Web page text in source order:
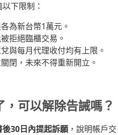
下限制：
為新台幣1萬元。
拒絕臨櫃交易。
與每月代理收付均有上限。
閉，未來不得重新開立。
可以解除告誡嗎？
後30日內提起訴願 ，說明帳戶交